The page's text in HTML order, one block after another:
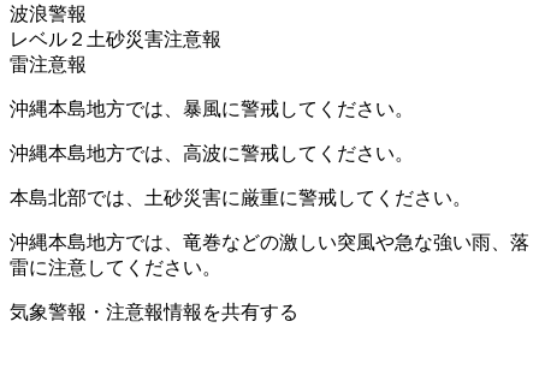
波浪警報
レベル２土砂災害注意報
雷注意報
沖縄本島地方では、暴風に警戒してください。
沖縄本島地方では、高波に警戒してください。
本島北部では、土砂災害に厳重に警戒してください。
沖縄本島地方では、竜巻などの激しい突風や急な強い雨、落
雷に注意してください。
気象警報・注意報情報を共有する